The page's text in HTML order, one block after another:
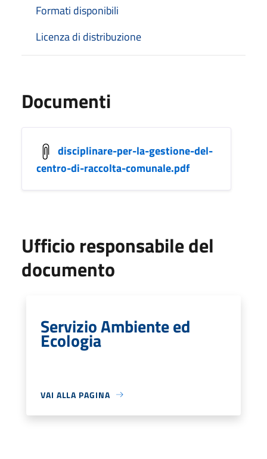
Formati disponibili
Licenza di distribuzione
Documenti
disciplinare-per-la-gestione-del-
centro-di-raccolta-comunale.pdf
Ufficio responsabile del
documento
Servizio Ambiente ed
Ecologia
VAI ALLA PAGINA